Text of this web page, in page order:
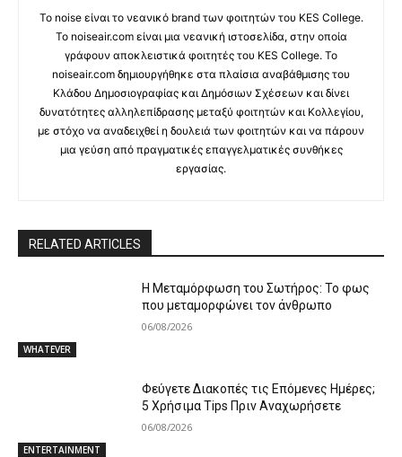
Το noise είναι το νεανικό brand των φοιτητών του KES College.
Το noiseair.com είναι μια νεανική ιστοσελίδα, στην οποία
γράφουν αποκλειστικά φοιτητές του KES College. Το
noiseair.com δημιουργήθηκε στα πλαίσια αναβάθμισης του
Κλάδου Δημοσιογραφίας και Δημόσιων Σχέσεων και δίνει
δυνατότητες αλληλεπίδρασης μεταξύ φοιτητών και Κολλεγίου,
με στόχο να αναδειχθεί η δουλειά των φοιτητών και να πάρουν
μια γεύση από πραγματικές επαγγελματικές συνθήκες
εργασίας.
RELATED ARTICLES
WHATEVER
Η Μεταμόρφωση του Σωτήρος: Το φως
που μεταμορφώνει τον άνθρωπο
06/08/2026
ENTERTAINMENT
Φεύγετε Διακοπές τις Επόμενες Ημέρες;
5 Χρήσιμα Tips Πριν Αναχωρήσετε
06/08/2026